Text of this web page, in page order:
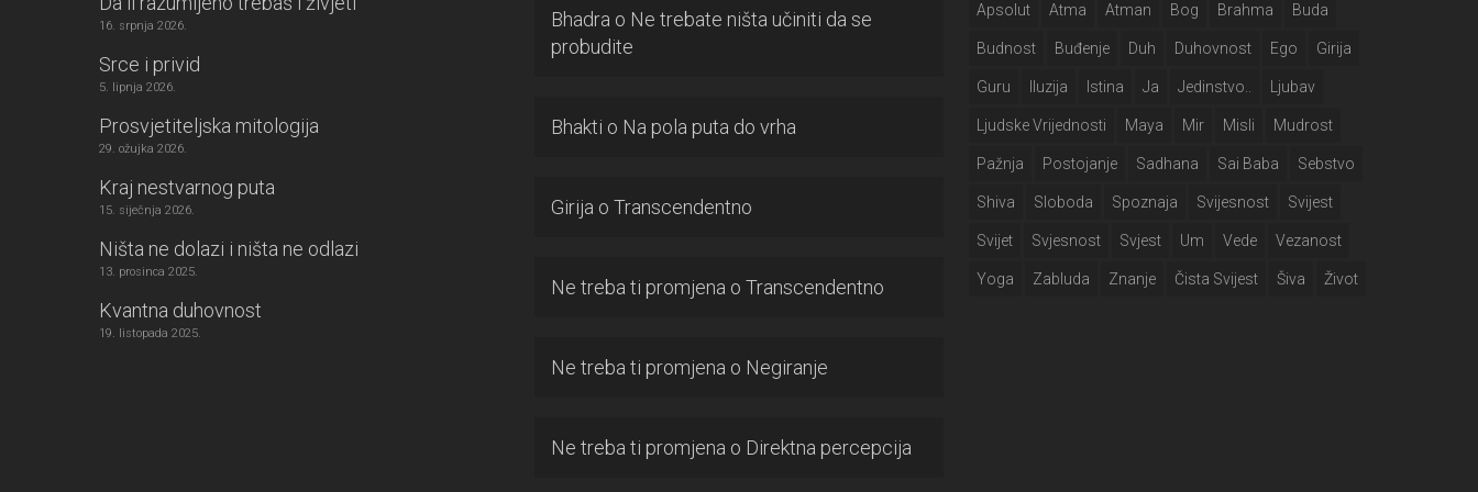
16. srpnja 2026.
Srce i privid
5. lipnja 2026.
Prosvjetiteljska mitologija
29. ožujka 2026.
Kraj nestvarnog puta
15. siječnja 2026.
Ništa ne dolazi i ništa ne odlazi
13. prosinca 2025.
Kvantna duhovnost
19. listopada 2025.
Bhadra o Ne trebate ništa učiniti da se
probudite
Bhakti o Na pola puta do vrha
Girija o Transcendentno
Ne treba ti promjena o Transcendentno
Ne treba ti promjena o Negiranje
Ne treba ti promjena o Direktna percepcija
Apsolut Atma Atman Bog Brahma Buda
Budnost Buđenje Duh Duhovnost Ego Girija
Guru Iluzija Istina Ja Jedinstvo.. Ljubav
Ljudske Vrijednosti Maya Mir Misli Mudrost
Pažnja Postojanje Sadhana Sai Baba Sebstvo
Shiva Sloboda Spoznaja Svijesnost Svijest
Svijet Svjesnost Svjest Um Vede Vezanost
Yoga Zabluda Znanje Čista Svijest Šiva Život